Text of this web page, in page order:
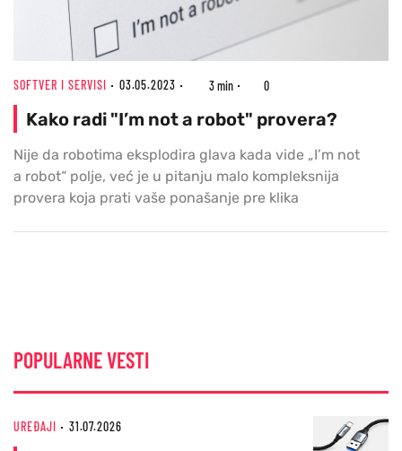
SOFTVER I SERVISI 03.05.2023 3 min 0
Kako radi "I’m not a robot" provera?
Nije da robotima eksplodira glava kada vide „I’m not
a robot“ polje, već je u pitanju malo kompleksnija
provera koja prati vaše ponašanje pre klika
POPULARNE VESTI
UREĐAJI 31.07.2026